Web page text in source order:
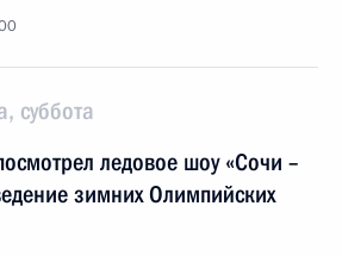
суббота
ледовое шоу «Сочи –
зимних Олимпийских